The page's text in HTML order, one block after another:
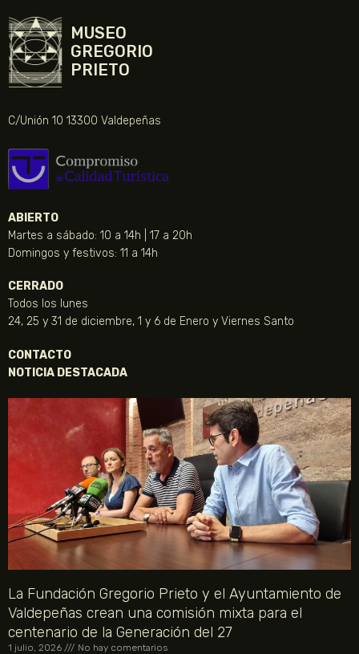
MUSEO
GREGORIO
PRIETO
C/Unión 10 13300 Valdepeñas
ABIERTO
Martes a sábado: 10 a 14h | 17 a 20h
Domingos y festivos: 11 a 14h
CERRADO
Todos los lunes
24, 25 y 31 de diciembre, 1 y 6 de Enero y Viernes Santo
CONTACTO
NOTICIA DESTACADA
La Fundación Gregorio Prieto y el Ayuntamiento de
Valdepeñas crean una comisión mixta para el
centenario de la Generación del 27
1 julio, 2026 No hay comentarios